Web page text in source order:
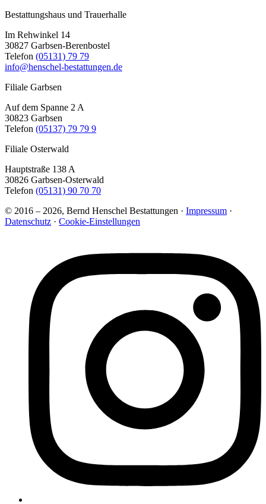
Bestattungshaus und Trauerhalle
Im Rehwinkel 14
30827 Garbsen-Berenbostel
Telefon (05131) 79 79
info@henschel-bestattungen.de
Filiale Garbsen
Auf dem Spanne 2 A
30823 Garbsen
Telefon (05137) 79 79 9
Filiale Osterwald
Hauptstraße 138 A
30826 Garbsen-Osterwald
Telefon (05131) 90 70 70
© 2016 – 2026, Bernd Henschel Bestattungen · Impressum ·
Datenschutz · Cookie-Einstellungen